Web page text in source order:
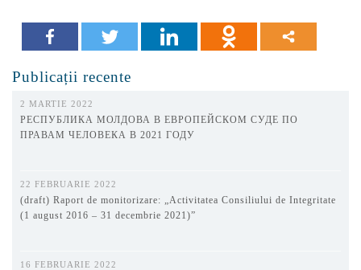
Publicații recente
2 MARTIE 2022
РЕСПУБЛИКА МОЛДОВА В ЕВРОПЕЙСКОМ СУДЕ ПО
ПРАВАМ ЧЕЛОВЕКА В 2021 ГОДУ
22 FEBRUARIE 2022
(draft) Raport de monitorizare: „Activitatea Consiliului de Integritate
(1 august 2016 – 31 decembrie 2021)”
16 FEBRUARIE 2022